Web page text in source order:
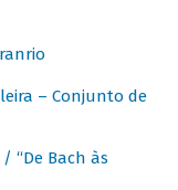
– Conjunto de
“De Bach às